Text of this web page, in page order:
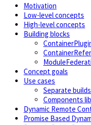
Motivation
Low-level concepts
High-level concepts
Building blocks
Concept goals
Use cases
Separate
Components
Dynamic Remote
Promise Based